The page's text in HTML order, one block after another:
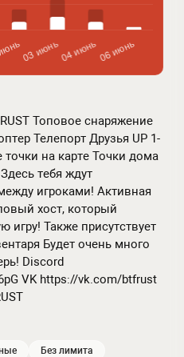
Топовое снаряжение
Телепорт Друзья UP 1-
на карте Точки дома
тебя ждут
игроками! Активная
хост, который
игру! Также присутствует
Будет очень много
Discord
VK https://vk.com/btfrust
без лимита